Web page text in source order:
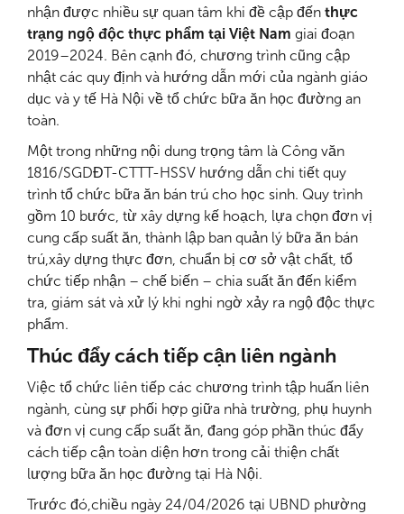
nhận được nhiều sự quan tâm khi đề cập đến thực
trạng ngộ độc thực phẩm tại Việt Nam giai đoạn
2019–2024. Bên cạnh đó, chương trình cũng cập
nhật các quy định và hướng dẫn mới của ngành giáo
dục và y tế Hà Nội về tổ chức bữa ăn học đường an
toàn.
Một trong những nội dung trọng tâm là Công văn
1816/SGDĐT-CTTT-HSSV hướng dẫn chi tiết quy
trình tổ chức bữa ăn bán trú cho học sinh. Quy trình
gồm 10 bước, từ xây dựng kế hoạch, lựa chọn đơn vị
cung cấp suất ăn, thành lập ban quản lý bữa ăn bán
trú,xây dựng thực đơn, chuẩn bị cơ sở vật chất, tổ
chức tiếp nhận – chế biến – chia suất ăn đến kiểm
tra, giám sát và xử lý khi nghi ngờ xảy ra ngộ độc thực
phẩm.
Thúc đẩy cách tiếp cận liên ngành
Việc tổ chức liên tiếp các chương trình tập huấn liên
ngành, cùng sự phối hợp giữa nhà trường, phụ huynh
và đơn vị cung cấp suất ăn, đang góp phần thúc đẩy
cách tiếp cận toàn diện hơn trong cải thiện chất
lượng bữa ăn học đường tại Hà Nội.
Trước đó,chiều ngày 24/04/2026 tại UBND phường